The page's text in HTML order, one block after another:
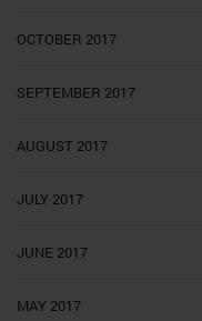
OCTOBER 2017
SEPTEMBER 2017
AUGUST 2017
JULY 2017
JUNE 2017
MAY 2017